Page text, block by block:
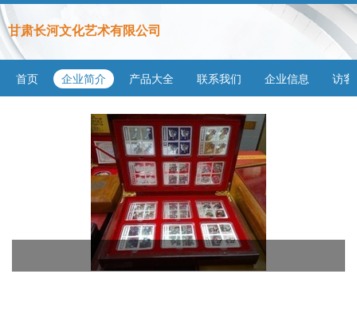
甘肃长河文化艺术有限公司
首页 企业简介 产品大全 联系我们 企业信息 访客